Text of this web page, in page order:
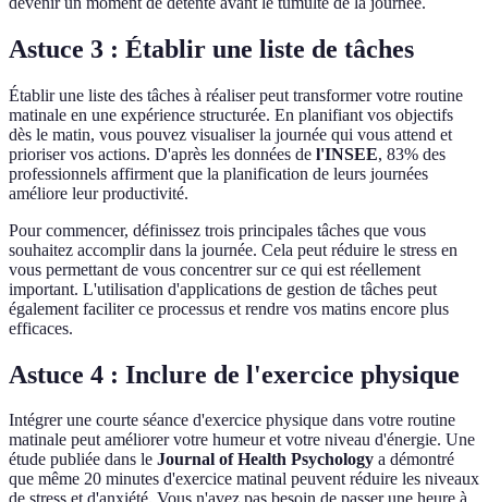
Astuce 3 : Établir une liste de tâches
Établir une liste des tâches à réaliser peut transformer votre routine
matinale en une expérience structurée. En planifiant vos objectifs
dès le matin, vous pouvez visualiser la journée qui vous attend et
prioriser vos actions. D'après les données de l'INSEE, 83% des
professionnels affirment que la planification de leurs journées
améliore leur productivité.
Pour commencer, définissez trois principales tâches que vous
souhaitez accomplir dans la journée. Cela peut réduire le stress en
vous permettant de vous concentrer sur ce qui est réellement
important. L'utilisation d'applications de gestion de tâches peut
également faciliter ce processus et rendre vos matins encore plus
efficaces.
Astuce 4 : Inclure de l'exercice physique
Intégrer une courte séance d'exercice physique dans votre routine
matinale peut améliorer votre humeur et votre niveau d'énergie. Une
étude publiée dans le Journal of Health Psychology a démontré
que même 20 minutes d'exercice matinal peuvent réduire les niveaux